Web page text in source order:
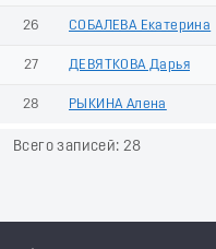
26 СОБАЛЕВА Екатерина
27 ДЕВЯТКОВА Дарья
28 РЫКИНА Алена
Всего записей: 28